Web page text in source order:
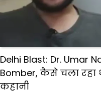
Delhi Blast: Dr. Umar
Bomber, कैसे चला रहा
कहानी